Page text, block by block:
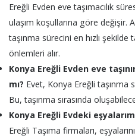
Ereğli Evden eve taşımacılık
ulaşım koşullarına göre değişir.
taşınma sürecini en hızlı
önlemleri alır.
Konya Ereğli Evden eve
mı? Evet, Konya Ereğli taşınma
Bu, taşınma sırasında
Konya Ereğli Evdeki
Ereğli Taşıma firmaları,